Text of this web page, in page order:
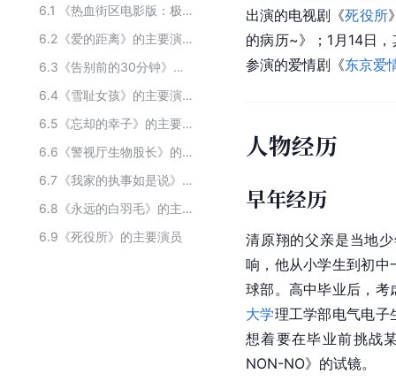
6.1
《热血街区电影版：极恶王》的主要演员
6.2
《爱的距离》的主要演员
6.3
《告别前的30分钟》的主要演员
6.4
《雪耻女孩》的主要演员
6.5
《忘却的幸子》的主要演员
6.6
《警视厅生物股长》的主要演员
6.7
《我家的执事如是说》的主要演员
6.8
《永远的白羽毛》的主要演员
6.9 《死役所》的主要演员
出演的电视剧《死役所
的病历~》；1月14日
参演的爱情剧《东京爱
人物经历
早年经历
清原翔的父亲是当地
响，他从小学生到初中
球部。高中毕业后，
大学理工学部电气电子
想着要在毕业前挑战
NON-NO》的试镜。